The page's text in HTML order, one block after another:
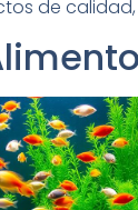
de